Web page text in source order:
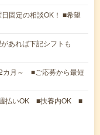
固定の相談OK！ ■希望
あれば下記シフトも
カ月～ ■ご応募から最短
払いOK ■扶養内OK ■